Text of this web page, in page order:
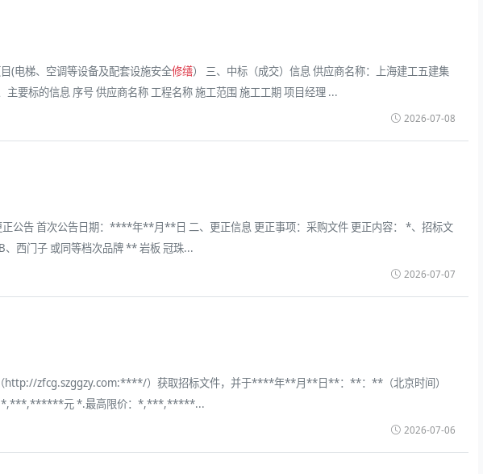
(电梯、空调等设备及配套设施安全修缮） 三、中标（成交）信息 供应商名称：上海建工五建集
标的信息 序号 供应商名称 工程名称 施工范围 施工工期 项目经理 ...
2026-07-08
正公告 首次公告日期：****年**月**日 二、更正信息 更正事项：采购文件 更正内容： *、招标文
、西门子 或同等档次品牌 ** 岩板 冠珠...
2026-07-07
http://zfcg.szggzy.com:****/）获取招标文件，并于****年**月**日**：**：**（北京时间）
*,***,******元 *.最高限价：*,***,*****...
2026-07-06